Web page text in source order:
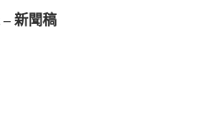
新聞稿